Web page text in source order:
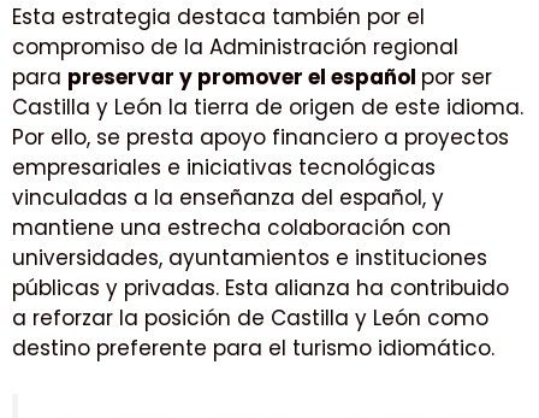
Esta estrategia destaca también por el
compromiso de la Administración regional
para preservar y promover el español por ser
Castilla y León la tierra de origen de este idioma.
Por ello, se presta apoyo financiero a proyectos
empresariales e iniciativas tecnológicas
vinculadas a la enseñanza del español, y
mantiene una estrecha colaboración con
universidades, ayuntamientos e instituciones
públicas y privadas. Esta alianza ha contribuido
a reforzar la posición de Castilla y León como
destino preferente para el turismo idiomático.